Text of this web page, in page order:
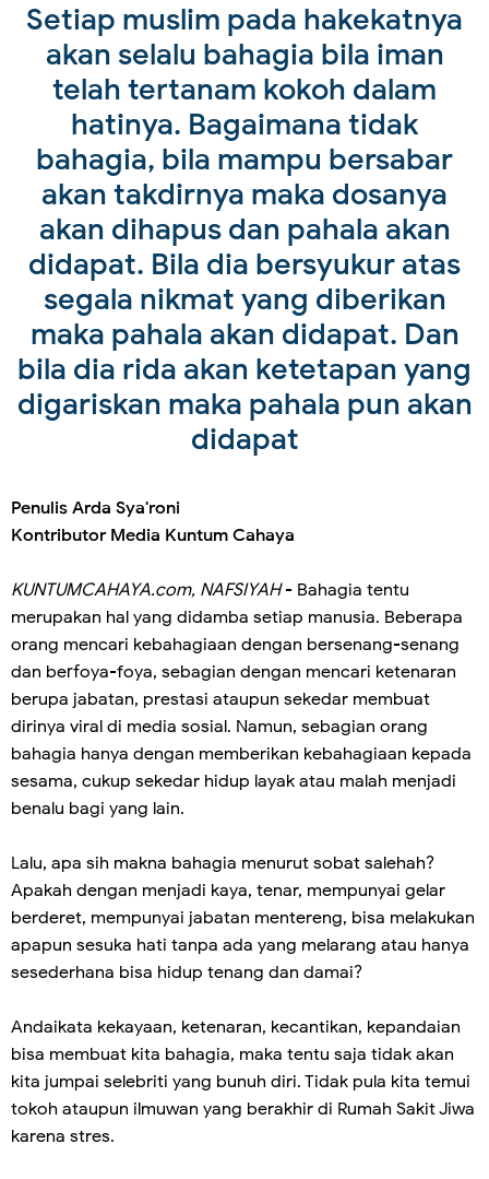
Setiap muslim pada hakekatnya
akan selalu bahagia bila iman
telah tertanam kokoh dalam
hatinya. Bagaimana tidak
bahagia, bila mampu bersabar
akan takdirnya maka dosanya
akan dihapus dan pahala akan
didapat. Bila dia bersyukur atas
segala nikmat yang diberikan
maka pahala akan didapat. Dan
bila dia rida akan ketetapan yang
digariskan maka pahala pun akan
didapat
Penulis Arda Sya'roni
Kontributor Media Kuntum Cahaya
KUNTUMCAHAYA.com, NAFSIYAH- Bahagia tentu
merupakan hal yang didamba setiap manusia. Beberapa
orang mencari kebahagiaan dengan bersenang-senang
dan berfoya-foya, sebagian dengan mencari ketenaran
berupa jabatan, prestasi ataupun sekedar membuat
dirinya viral di media sosial. Namun, sebagian orang
bahagia hanya dengan memberikan kebahagiaan kepada
sesama, cukup sekedar hidup layak atau malah menjadi
benalu bagi yang lain.
Lalu, apa sih makna bahagia menurut sobat salehah?
Apakah dengan menjadi kaya, tenar, mempunyai gelar
berderet, mempunyai jabatan mentereng, bisa melakukan
apapun sesuka hati tanpa ada yang melarang atau hanya
sesederhana bisa hidup tenang dan damai?
Andaikata kekayaan, ketenaran, kecantikan, kepandaian
bisa membuat kita bahagia, maka tentu saja tidak akan
kita jumpai selebriti yang bunuh diri. Tidak pula kita temui
tokoh ataupun ilmuwan yang berakhir di Rumah Sakit Jiwa
karena stres.